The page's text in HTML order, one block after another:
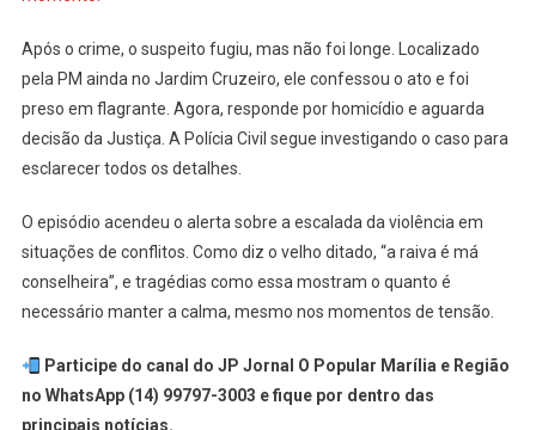
Após o crime, o suspeito fugiu, mas não foi longe. Localizado
pela PM ainda no Jardim Cruzeiro, ele confessou o ato e foi
preso em flagrante. Agora, responde por homicídio e aguarda
decisão da Justiça. A Polícia Civil segue investigando o caso para
esclarecer todos os detalhes.
O episódio acendeu o alerta sobre a escalada da violência em
situações de conflitos. Como diz o velho ditado, “a raiva é má
conselheira”, e tragédias como essa mostram o quanto é
necessário manter a calma, mesmo nos momentos de tensão.
Participe do canal do JP Jornal O Popular Marília e Região
no WhatsApp (14) 99797-3003 e fique por dentro das
principais notícias.